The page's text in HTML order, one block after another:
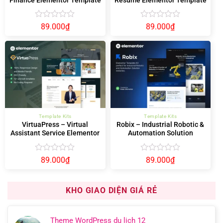
Kit
Được
hạng
0
5
89.000₫
Kit
Được
hạng
0
sao
89.000₫
Template Kits
VirtuaPress – Virtual
Assistant Service Elementor
Template Kit
Được
89.000₫
Template Kits
Robix – Industrial Robotic &
Automation Solution
Elementor Template Kit
Được
5
89.000₫
KHO GIAO DIỆN GIÁ RẺ
Theme WordPress du lịch 12